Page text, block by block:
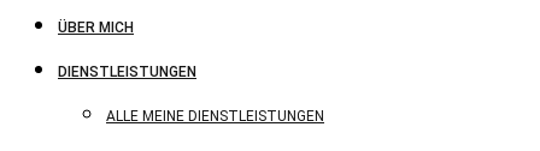
ÜBER MICH
DIENSTLEISTUNGEN
ALLE MEINE DIENSTLEISTUNGEN